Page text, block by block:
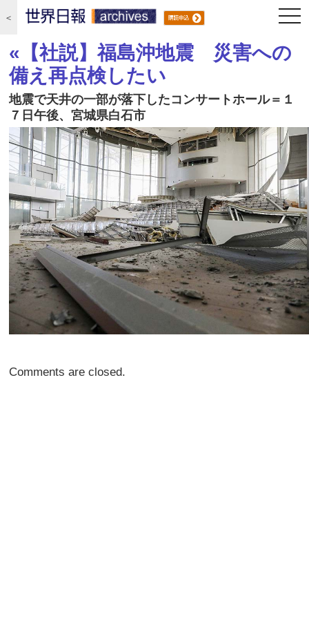
＜
«【社説】福島沖地震 災害への
備え再点検したい
地震で天井の一部が落下したコンサートホール＝１
７日午後、宮城県白石市
Comments are closed.